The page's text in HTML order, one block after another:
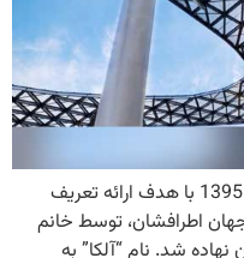
گروه طراحی و معماری تیم آلکا در سال 1395 با هدف ارائه تعریف
اطرافشان، توسط خانم
نهاده شد. نام “آلکا” به